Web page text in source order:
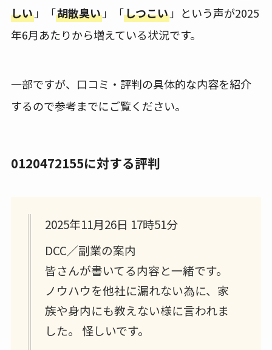
しい」「胡散臭い」「しつこい」という声が2025
年6月あたりから増えている状況です。
一部ですが、口コミ・評判の具体的な内容を紹介
するので参考までにご覧ください。
0120472155に対する評判
2025年11月26日 17時51分
DCC／副業の案内
皆さんが書いてる内容と一緒です。
ノウハウを他社に漏れない為に、家
族や身内にも教えない様に言われま
した。 怪しいです。